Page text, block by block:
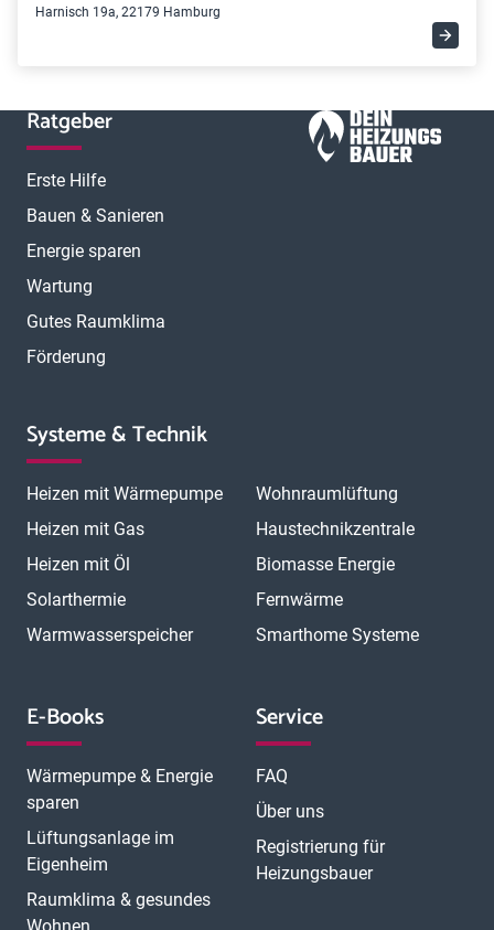
Harnisch 19a, 22179 Hamburg
Ratgeber
Erste Hilfe
Bauen & Sanieren
Energie sparen
Wartung
Gutes Raumklima
Förderung
Systeme & Technik
Heizen mit Wärmepumpe
Heizen mit Gas
Heizen mit Öl
Solarthermie
Warmwasserspeicher
Wohnraumlüftung
Haustechnikzentrale
Biomasse Energie
Fernwärme
Smarthome Systeme
E-Books
Wärmepumpe & Energie
sparen
Lüftungsanlage im
Eigenheim
Raumklima & gesundes
Service
FAQ
Über uns
Registrierung für
Heizungsbauer